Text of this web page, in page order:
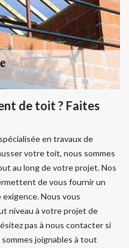
de toit ? Faites
en travaux de
votre toit, nous sommes
au long de votre projet. Nos
de vous fournir un
Nous vous
niveau à votre projet de
pas à nous contacter si
joignables à tout